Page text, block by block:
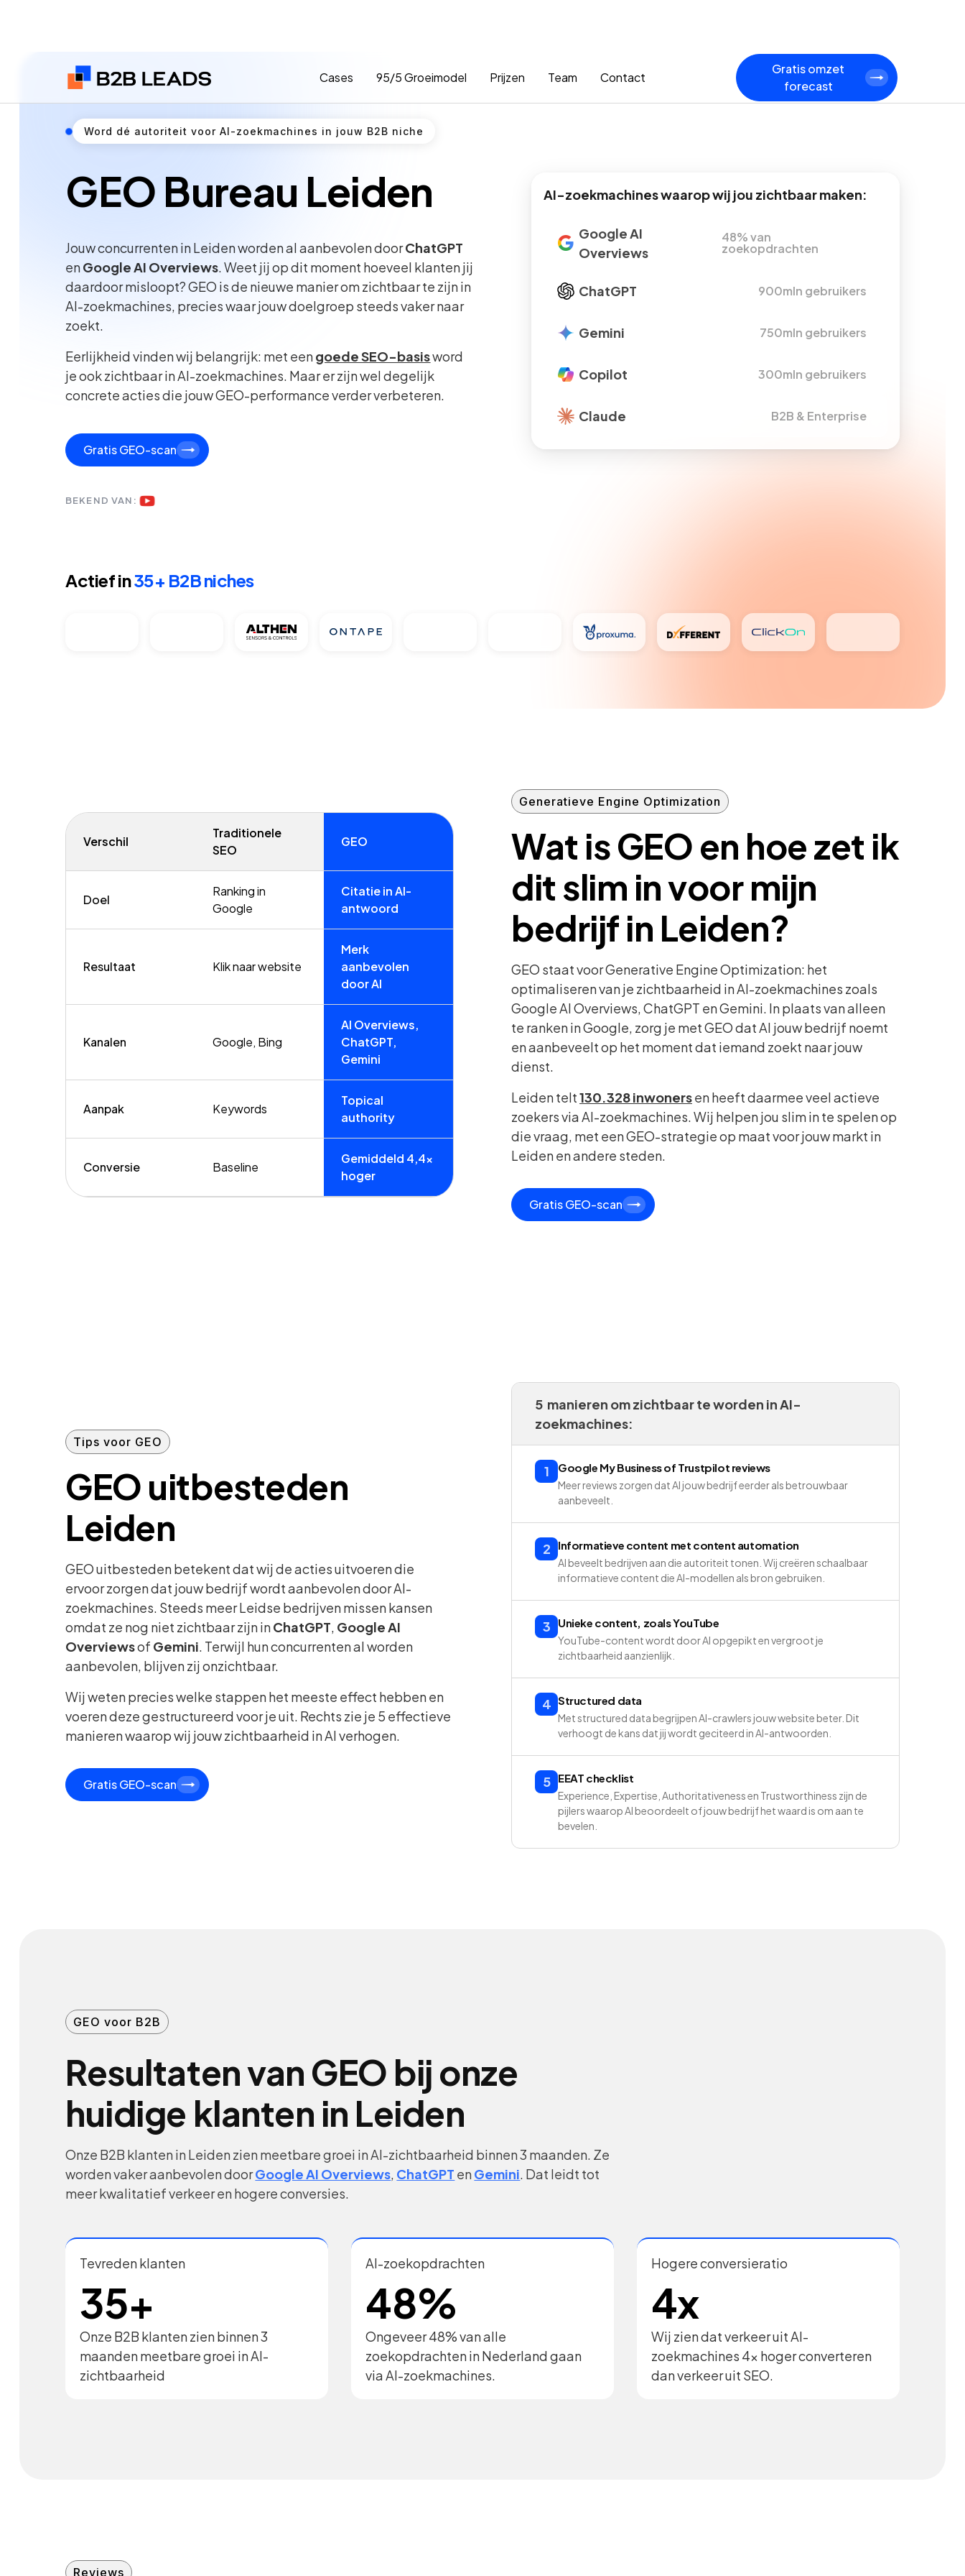
Cases 95/5 Groeimodel Prijzen Team Contact
Gratis omzet
forecast
Word dé autoriteit voor AI-zoekmachines in jouw B2B niche
GEO Bureau Leiden
Jouw concurrenten in Leiden worden al aanbevolen doorChatGPT
enGoogle AI Overviews . Weet jij op dit moment hoeveel klanten jij
daardoor misloopt? GEO is de nieuwe manier om zichtbaar te zijn in
AI-zoekmachines, precies waar jouw doelgroep steeds vaker naar
zoekt.
Eerlijkheid vinden wij belangrijk: met eengoede SEO-basisword
je ook zichtbaar in AI-zoekmachines. Maar er zijn wel degelijk
concrete acties die jouw GEO-performance verder verbeteren.
Gratis GEO-scan
BEKEND VAN:
AI-zoekmachines waarop wij jou zichtbaar maken:
Google AI
Overviews
48% van
zoekopdrachten
ChatGPT 900mln gebruikers
Gemini 750mln gebruikers
Copilot 300mln gebruikers
Claude B2B & Enterprise
Actief in35+ B2B niches
Verschil
Traditionele
SEO
GEO
Doel
Ranking in
Google
Citatie in AI-
antwoord
Resultaat Klik naar website
Merk
aanbevolen
door AI
Kanalen Google, Bing
AI Overviews,
ChatGPT,
Gemini
Aanpak Keywords
Topical
authority
Conversie Baseline
Gemiddeld 4,4x
hoger
Generatieve Engine Optimization
Wat is GEO en hoe zet ik
dit slim in voor mijn
bedrijf in Leiden?
GEO staat voor Generative Engine Optimization: het
optimaliseren van je zichtbaarheid in AI-zoekmachines zoals
Google AI Overviews, ChatGPT en Gemini. In plaats van alleen
te ranken in Google, zorg je met GEO dat AI jouw bedrijf noemt
en aanbeveelt op het moment dat iemand zoekt naar jouw
dienst.
Leiden telt130.328 inwonersen heeft daarmee veel actieve
zoekers via AI-zoekmachines. Wij helpen jou slim in te spelen op
die vraag, met een GEO-strategie op maat voor jouw markt in
Leiden en andere steden.
Gratis GEO-scan
Tips voor GEO
GEO uitbesteden
Leiden
GEO uitbesteden betekent dat wij de acties uitvoeren die
ervoor zorgen dat jouw bedrijf wordt aanbevolen door AI-
zoekmachines. Steeds meer Leidse bedrijven missen kansen
omdat ze nog niet zichtbaar zijn inChatGPT Google AI
Overviewsof Gemini . Terwijl hun concurrenten al worden
aanbevolen, blijven zij onzichtbaar.
Wij weten precies welke stappen het meeste effect hebben en
voeren deze gestructureerd voor je uit. Rechts zie je 5 effectieve
manieren waarop wij jouw zichtbaarheid in AI verhogen.
Gratis GEO-scan
5 manieren om zichtbaar te worden in AI-
zoekmachines:
1 Google My Business of Trustpilot reviews
Meer reviews zorgen dat AI jouw bedrijf eerder als betrouwbaar
aanbeveelt.
2 Informatieve content met content automation
AI beveelt bedrijven aan die autoriteit tonen. Wij creëren schaalbaar
informatieve content die AI-modellen als bron gebruiken.
3 Unieke content, zoals YouTube
YouTube-content wordt door AI opgepikt en vergroot je
zichtbaarheid aanzienlijk.
4 Structured data
Met structured data begrijpen AI-crawlers jouw website beter. Dit
verhoogt de kans dat jij wordt geciteerd in AI-antwoorden.
5 EEAT checklist
Experience, Expertise, Authoritativeness en Trustworthiness zijn de
pijlers waarop AI beoordeelt of jouw bedrijf het waard is om aan te
bevelen.
GEO voor B2B
Resultaten van GEO bij onze
huidige klanten in Leiden
Onze B2B klanten in Leiden zien meetbare groei in AI-zichtbaarheid binnen 3 maanden. Ze
worden vaker aanbevolen doorGoogle AI Overviews ChatGPT en Gemini . Dat leidt tot
meer kwalitatief verkeer en hogere conversies.
Tevreden klanten
35+
Onze B2B klanten zien binnen 3
maanden meetbare groei in AI-
zichtbaarheid
AI-zoekopdrachten
48%
Ongeveer 48% van alle
zoekopdrachten in Nederland gaan
via AI-zoekmachines.
Hogere conversieratio
4x
Wij zien dat verkeer uit AI-
zoekmachines 4x hoger converteren
dan verkeer uit SEO.
Reviews